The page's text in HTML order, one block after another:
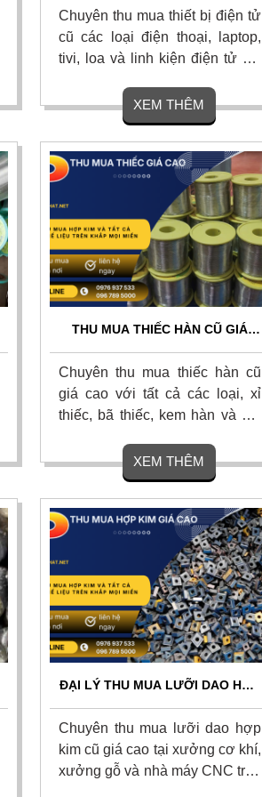
ĐỊNH GIÁ NHANH CHÓNG
Chuyên thu mua thiết bị điện tử
cũ các loại điện thoại, laptop,
tivi, loa và linh kiện điện tử cũ,
nhất thị trường. Thu mua tận
nơi, thủ tục nhanh gọn, thanh
toán nhanh dứt điểm trong 5
phút. Liên hệ ngay.
XEM THÊM
THU MUA THIẾC HÀN CŨ GIÁ
TẬN NƠI, THANH TOÁN NGAY
Chuyên thu mua thiếc hàn cũ
giá cao với tất cả các loại, xỉ
thiếc, bã thiếc, kem hàn và bột
với giá cao nhất thị trường, cam
kết định giá minh bạch, bốc xếp
tận nơi và thanh toán dứt điểm.
Liên hệ ngay
XEM THÊM
ĐẠI LÝ THU MUA LƯỠI DAO HỢP
GIÁ CAO
Chuyên thu mua lưỡi dao hợp
kim cũ giá cao tại xưởng cơ khí,
xưởng gỗ và nhà máy CNC trên